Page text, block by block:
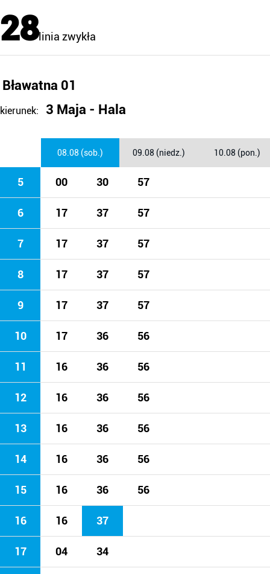
28linia zwykła
Bławatna 01
kierunek: 3 Maja - Hala
08.08 (sob.) 09.08 (niedz.) 10.08 (pon.)
5 00 30 57
6 17 37 57
7 17 37 57
8 17 37 57
9 17 37 57
10 17 36 56
11 16 36 56
12 16 36 56
13 16 36 56
14 16 36 56
15 16 36 56
16 16 37
17 04 34